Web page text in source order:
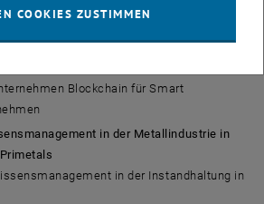
der Lieferantenqualität bei einem
Blockchain für Smart
in der Metallindustrie in
in der Instandhaltung in
COOKIES ZUSTIMMEN